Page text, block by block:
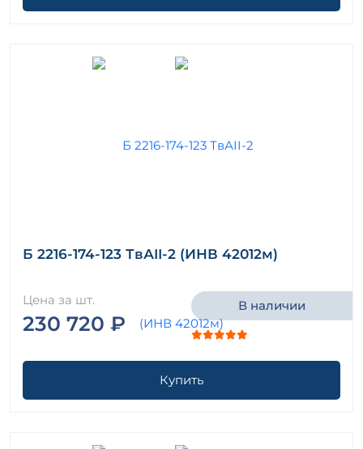
Б 2216-174-123 ТвАII-2 (ИНВ 42012м)
Цена за шт.
230 720 ₽
В наличии
Купить